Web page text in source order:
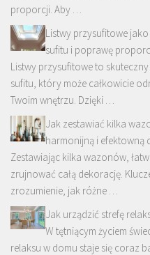
proporcji. Aby …
Listwy przysufitowe
sufitu i poprawę
Listwy przysufitowe to
sufitu, który może całkowicie
Twoim wnętrzu. Dzięki …
Jak zestawiać kilka
harmonijną i efektowną
Zestawiając kilka wazonów,
zrujnować całą dekorację.
zrozumienie, jak różne …
Jak urządzić strefę
W tętniącym życiem
relaksu w domu staje się coraz